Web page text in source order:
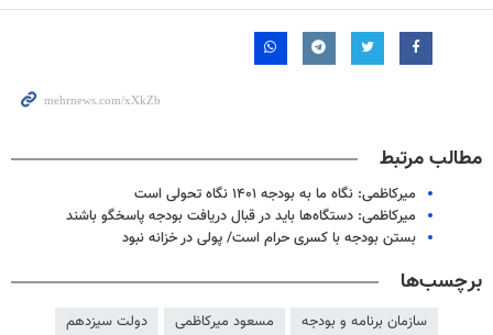
مطالب مرتبط
میرکاظمی: نگاه ما به بودجه ۱۴۰۱ نگاه تحولی است
میرکاظمی: دستگاه‌ها باید در قبال دریافت بودجه پاسخگو باشند
بستن بودجه با کسری حرام است/ پولی در خزانه نبود
برچسب‌ها
سازمان برنامه و بودجه مسعود میرکاظمی دولت سیزدهم